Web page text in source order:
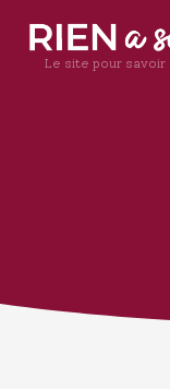
Le site pour savoir